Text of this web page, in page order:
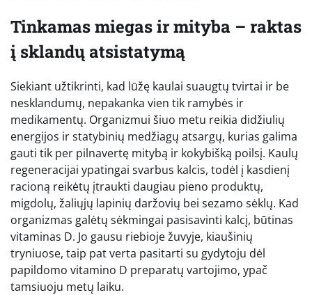
Tinkamas miegas ir mityba – raktas
į sklandų atsistatymą
Siekiant užtikrinti, kad lūžę kaulai suaugtų tvirtai ir be
nesklandumų, nepakanka vien tik ramybės ir
medikamentų. Organizmui šiuo metu reikia didžiulių
energijos ir statybinių medžiagų atsargų, kurias galima
gauti tik per pilnavertę mitybą ir kokybišką poilsį. Kaulų
regeneracijai ypatingai svarbus kalcis, todėl į kasdienį
racioną reikėtų įtraukti daugiau pieno produktų,
migdolų, žaliųjų lapinių daržovių bei sezamo sėklų. Kad
organizmas galėtų sėkmingai pasisavinti kalcį, būtinas
vitaminas D. Jo gausu riebioje žuvyje, kiaušinių
tryniuose, taip pat verta pasitarti su gydytoju dėl
papildomo vitamino D preparatų vartojimo, ypač
tamsiuoju metų laiku.